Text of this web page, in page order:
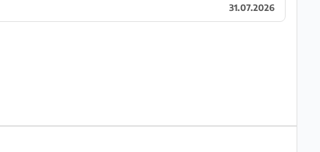
31.07.2026